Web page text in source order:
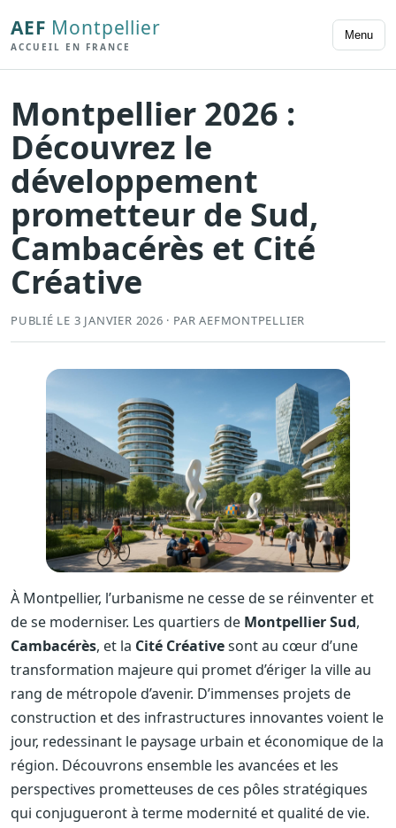
AEF Montpellier
ACCUEIL EN FRANCE
Menu
Montpellier 2026 :
Découvrez le
développement
prometteur de Sud,
Cambacérès et Cité
Créative
PUBLIÉ LE 3 JANVIER 2026 · PAR AEFMONTPELLIER
À Montpellier, l’urbanisme ne cesse de se réinventer et
de se moderniser. Les quartiers de Montpellier Sud,
Cambacérès, et la Cité Créativesont au cœur d’une
transformation majeure qui promet d’ériger la ville au
rang de métropole d’avenir. D’immenses projets de
construction et des infrastructures innovantes voient le
jour, redessinant le paysage urbain et économique de la
région. Découvrons ensemble les avancées et les
perspectives prometteuses de ces pôles stratégiques
qui conjugueront à terme modernité et qualité de vie.